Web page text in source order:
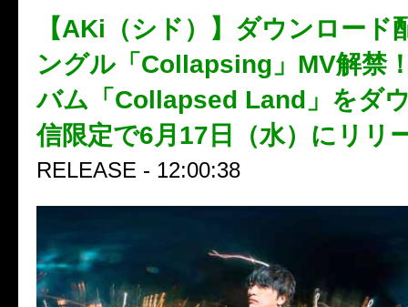
【AKi（シド）】ダウンロード
ングル「Collapsing」MV解禁
バム「Collapsed Land」をダ
信限定で6月17日（水）にリリ
RELEASE - 12:00:38